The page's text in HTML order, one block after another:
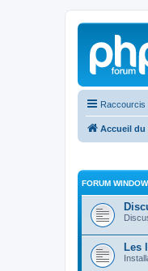
Raccourcis
Accueil du
FORUM
Les